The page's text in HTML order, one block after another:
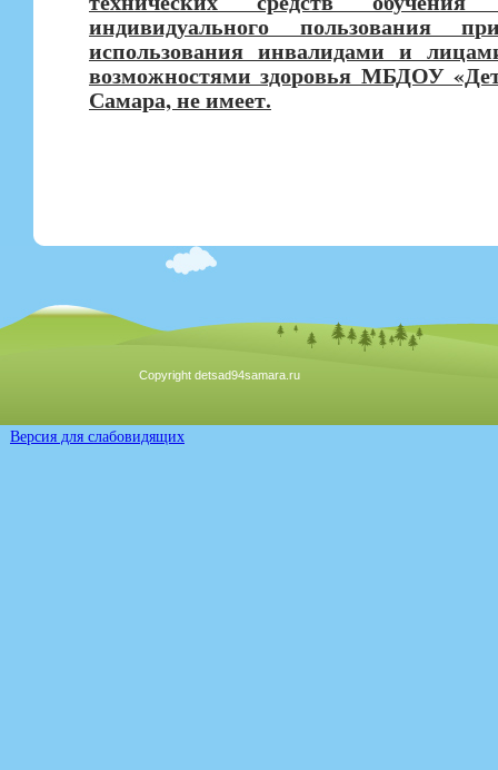
индивидуального пользования
использования инвалидами и
возможностями здоровья МБДОУ
Самара, не имеет.
Copyright detsad94samara.ru
Версия для слабовидящих